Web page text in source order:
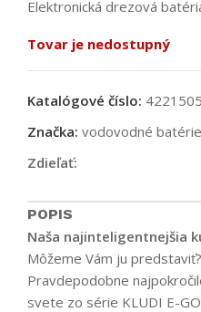
Elektronická drezová
Tovar je nedostupný
Katalógové číslo:
Značka: vodovodné batérie
Zdieľať:
POPIS
Naša najinteligentnejšia
Môžeme Vám ju predstaviť?
Pravdepodobne
svete zo série KLUDI E-